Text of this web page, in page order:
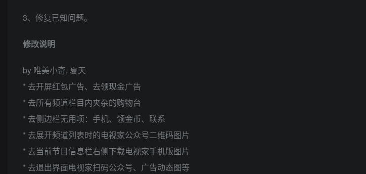
3、修复已知问题。
修改说明
by 唯美小奇, 夏天
* 去开屏红包广告、去领现金广告
* 去所有频道栏目内夹杂的购物台
* 去侧边栏无用项：手机、领金币、联系
* 去展开频道列表时的电视家公众号二维码图片
* 去当前节目信息栏右侧下载电视家手机版图片
* 去退出界面电视家扫码公众号、广告动态图等